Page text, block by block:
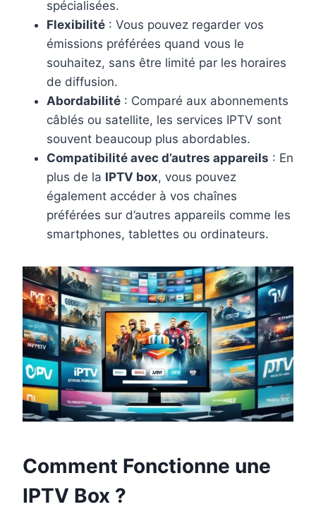
spécialisées.
Flexibilité : Vous pouvez regarder vos
émissions préférées quand vous le
souhaitez, sans être limité par les horaires
de diffusion.
Abordabilité : Comparé aux abonnements
câblés ou satellite, les services IPTV sont
souvent beaucoup plus abordables.
Compatibilité avec d’autres appareils : En
plus de la IPTV box, vous pouvez
également accéder à vos chaînes
préférées sur d’autres appareils comme les
smartphones, tablettes ou ordinateurs.
Comment Fonctionne une
IPTV Box ?